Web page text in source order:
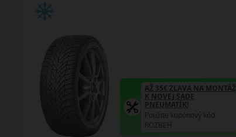
AŽ 35€ ZĽAVA NA MONTÁŽ
K NOVEJ SADE
PNEUMATÍK!
Použite kupónový kód
ROZBEH